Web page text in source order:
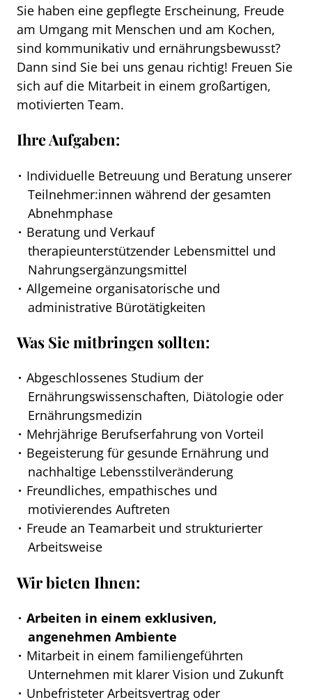
Sie haben eine gepflegte Erscheinung, Freude
am Umgang mit Menschen und am Kochen,
sind kommunikativ und ernährungsbewusst?
Dann sind Sie bei uns genau richtig! Freuen Sie
sich auf die Mitarbeit in einem großartigen,
motivierten Team.
Ihre Aufgaben:
Individuelle Betreuung und Beratung unserer
Teilnehmer:innen während der gesamten
Abnehmphase
Beratung und Verkauf
therapieunterstützender Lebensmittel und
Nahrungsergänzungsmittel
Allgemeine organisatorische und
administrative Bürotätigkeiten
Was Sie mitbringen sollten:
Abgeschlossenes Studium der
Ernährungswissenschaften, Diätologie oder
Ernährungsmedizin
Mehrjährige Berufserfahrung von Vorteil
Begeisterung für gesunde Ernährung und
nachhaltige Lebensstilveränderung
Freundliches, empathisches und
motivierendes Auftreten
Freude an Teamarbeit und strukturierter
Arbeitsweise
Wir bieten Ihnen:
Arbeiten in einem exklusiven,
angenehmen Ambiente
Mitarbeit in einem familiengeführten
Unternehmen mit klarer Vision und Zukunft
Unbefristeter Arbeitsvertrag oder